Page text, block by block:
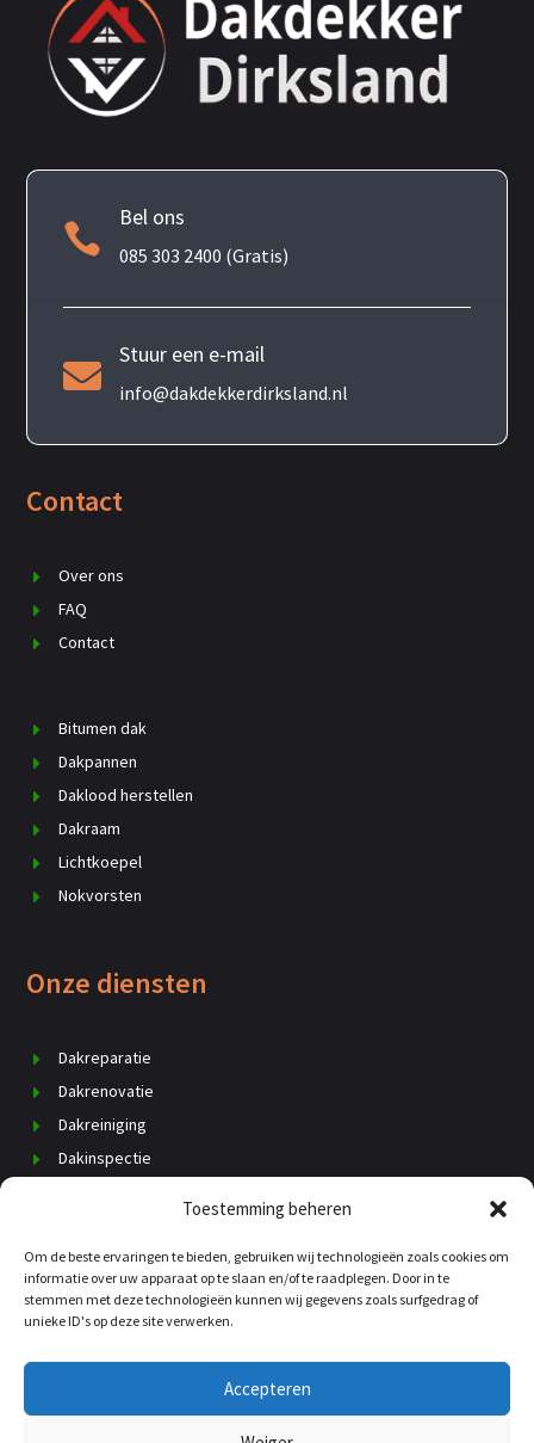
Toestemming beheren
Om de beste ervaringen te bieden, gebruiken wij technologieën zoals cookies om
informatie over uw apparaat op te slaan en/of te raadplegen. Door in te
stemmen met deze technologieën kunnen wij gegevens zoals surfgedrag of
unieke ID's op deze site verwerken.
Accepteren

Bel ons
085 303 2400 (Gratis)

Stuur een e-mail
info@dakdekkerdirksland.nl
Contact
Over ons
FAQ
Contact
Bitumen dak
Dakpannen
Daklood herstellen
Dakraam
Lichtkoepel
Nokvorsten
Onze diensten
Dakreparatie
Dakrenovatie
Dakreiniging
Dakinspectie
Daklekkage
Dakisolatie
Dakgoten
Kosten dakdekker